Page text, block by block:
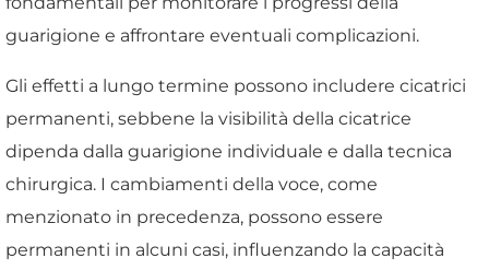
guarigione e affrontare eventuali complicazioni.
Gli effetti a lungo termine possono includere cicatrici
permanenti, sebbene la visibilità della cicatrice
dipenda dalla guarigione individuale e dalla tecnica
chirurgica. I cambiamenti della voce, come
menzionato in precedenza, possono essere
permanenti in alcuni casi, influenzando la capacità